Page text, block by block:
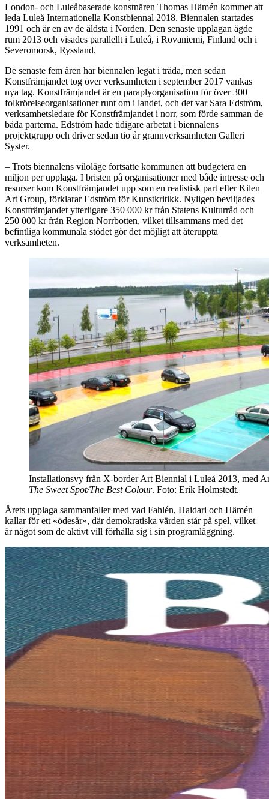
London- och Luleåbaserade konstnären Thomas Hämén kommer att
leda Luleå Internationella Konstbiennal 2018. Biennalen startades
1991 och är en av de äldsta i Norden. Den senaste upplagan ägde
rum 2013 och visades parallellt i Luleå, i Rovaniemi, Finland och i
Severomorsk, Ryssland.
De senaste fem åren har biennalen legat i träda, men sedan
Konstfrämjandet tog över verksamheten i september 2017 vankas
nya tag. Konstfrämjandet är en paraplyorganisation för över 300
folkrörelseorganisationer runt om i landet, och det var Sara Edström,
verksamhetsledare för Konstfrämjandet i norr, som förde samman de
båda parterna. Edström hade tidigare arbetat i biennalens
projektgrupp och driver sedan tio år grannverksamheten Galleri
Syster.
– Trots biennalens viloläge fortsatte kommunen att budgetera en
miljon per upplaga. I bristen på organisationer med både intresse och
resurser kom Konstfrämjandet upp som en realistisk part efter Kilen
Art Group, förklarar Edström för Kunstkritikk. Nyligen beviljades
Konstfrämjandet ytterligare 350 000 kr från Statens Kulturråd och
250 000 kr från Region Norrbotten, vilket tillsammans med det
befintliga kommunala stödet gör det möjligt att återuppta
verksamheten.
Installationsvy från X-border Art Biennial i Luleå 2013, med
The Sweet Spot/The Best Colour. Foto: Erik Holmstedt.
Årets upplaga sammanfaller med vad Fahlén, Haidari och Hämén
kallar för ett «ödesår», där demokratiska värden står på spel, vilket
är något som de aktivt vill förhålla sig i sin programläggning.